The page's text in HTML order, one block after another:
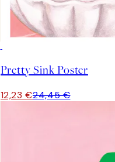
Pretty Sink Poster
12,23 €24,45 €